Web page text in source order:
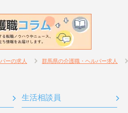
ーの求人 群馬県の介護職・ヘルパー求人
生活相談員